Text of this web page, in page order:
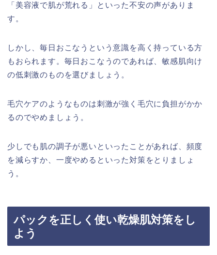
「美容液で肌が荒れる」といった不安の声がありま
す。
しかし、毎日おこなうという意識を高く持っている方
もおられます。毎日おこなうのであれば、敏感肌向け
の低刺激のものを選びましょう。
毛穴ケアのようなものは刺激が強く毛穴に負担がかか
るのでやめましょう。
少しでも肌の調子が悪いといったことがあれば、頻度
を減らすか、一度やめるといった対策をとりましょ
う。
パックを正しく使い乾燥肌対策をし
よう